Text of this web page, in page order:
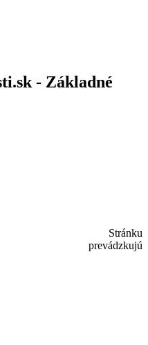
- Základné
Stránku
prevádzkujú